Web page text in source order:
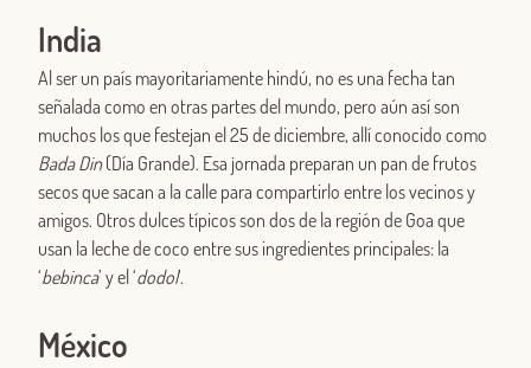
India
Al ser un país mayoritariamente hindú, no es una fecha tan
señalada como en otras partes del mundo, pero aún así son
muchos los que festejan el 25 de diciembre, allí conocido como
Bada Din(Día Grande). Esa jornada preparan un pan de frutos
secos que sacan a la calle para compartirlo entre los vecinos y
amigos. Otros dulces típicos son dos de la región de Goa que
usan la leche de coco entre sus ingredientes principales: la
‘bebinca’ y el ‘dodol’.
México